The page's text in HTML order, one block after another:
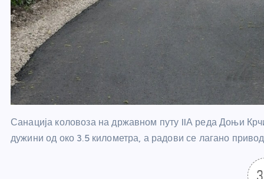
Санација коловоза на државном путу IIА реда Доњи
дужини од око 3.5 километра, а радови се лагано